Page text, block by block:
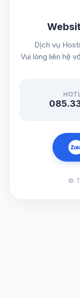
Dịch vụ
Vui lòng liên hệ
©